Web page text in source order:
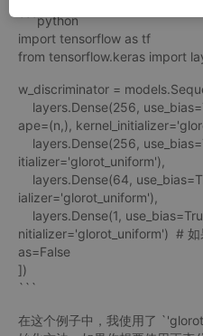
```python
import tensorflow as tf
from tensorflow.keras import
w_discriminator =
layers.Dense(256,
ape=(n,),
layers.Dense(256,
itializer='glorot_uniform'),
layers.Dense(64,
ializer='glorot_uniform'),
layers.Dense(1,
nitializer='glorot_uniform') # 如
as=False
])
```
在这个例子中，我使用了